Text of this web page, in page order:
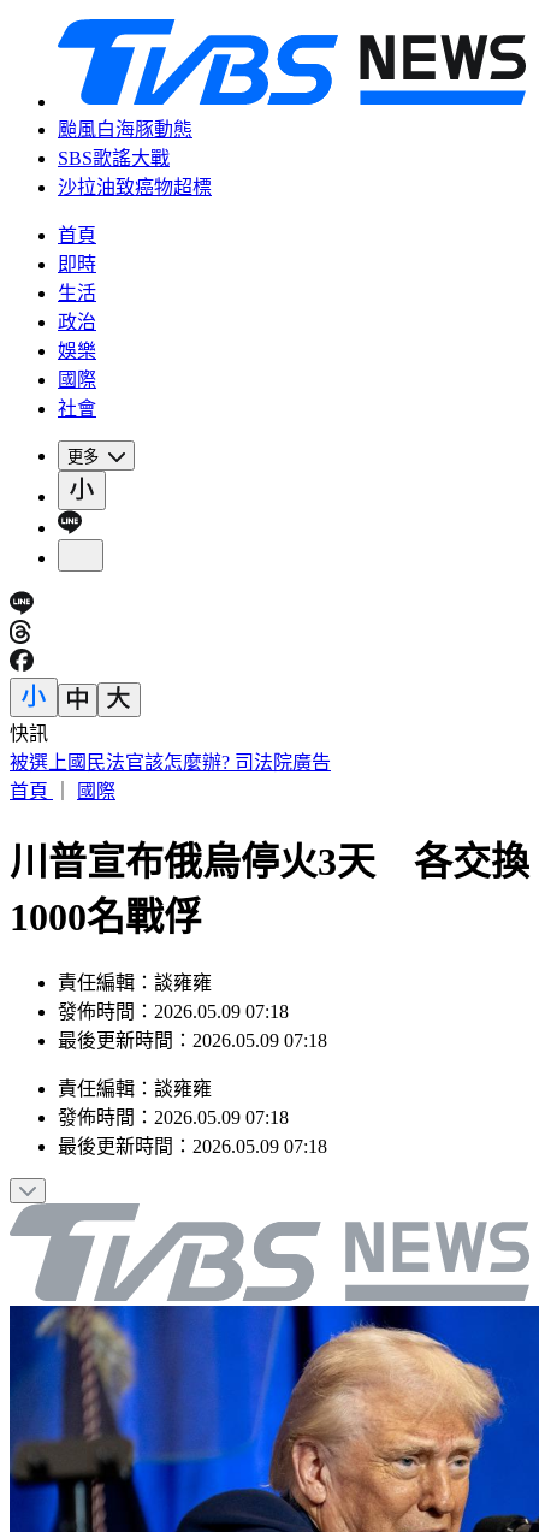
颱風白海豚動態
SBS歌謠大戰
沙拉油致癌物超標
首頁
即時
生活
政治
娛樂
國際
社會
更多
快訊
英特爾別想搶訂單？ 外媒曝：客戶不敢得罪台積電
首頁
國際
川普宣布俄烏停火3天 各交換
1000名戰俘
責任編輯：談雍雍
發佈時間：2026.05.09 07:18
最後更新時間：2026.05.09 07:18
責任編輯 ： 談雍雍
發佈時間： 2026.05.09 07:18
最後更新時間： 2026.05.09 07:18